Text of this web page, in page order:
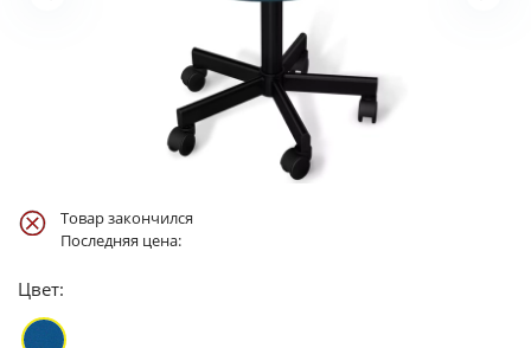
Товар закончился
Последняя цена:
Цвет: